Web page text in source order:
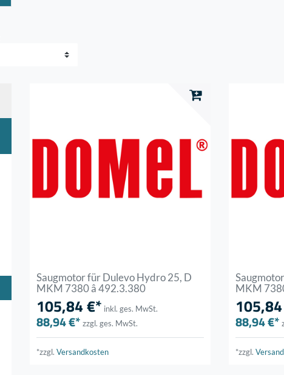
Saugmotor für Dulevo Hydro 25, D
MKM 7380 â 492.3.380
105,84 €* inkl. ges. MwSt.
88,94 €* zzgl. ges. MwSt.
*zzgl. Versandkosten
MKM
88,94 €*
*zzgl.